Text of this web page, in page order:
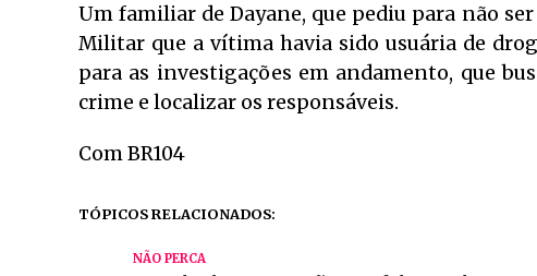
Um familiar de Dayane, que pediu para não
Militar que a vítima havia sido usuária de
para as investigações em andamento, que
crime e localizar os responsáveis.
Com BR104
TÓPICOS RELACIONADOS:
NÃO PERCA